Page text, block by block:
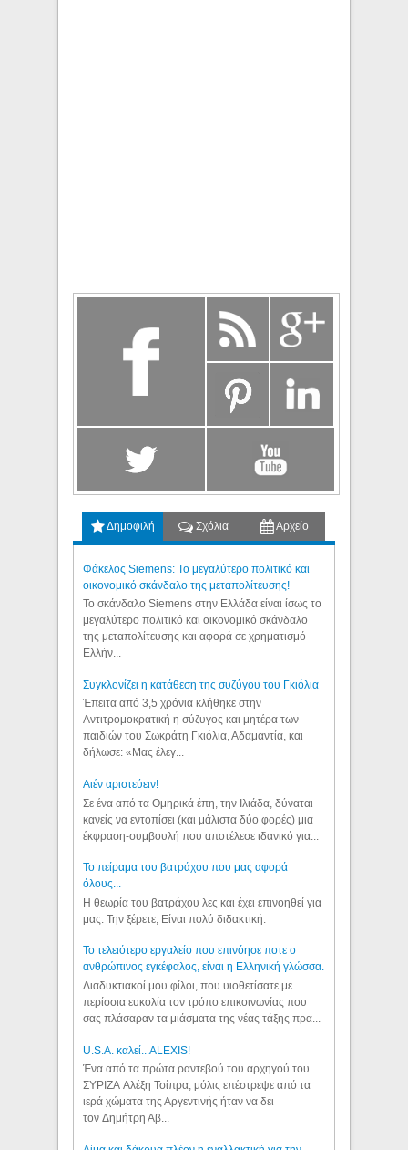
Δημοφιλή Σχόλια Αρχείο
Φάκελος Siemens: Το μεγαλύτερο πολιτικό και
οικονομικό σκάνδαλο της μεταπολίτευσης!
Το σκάνδαλο Siemens στην Ελλάδα είναι ίσως το
μεγαλύτερο πολιτικό και οικονομικό σκάνδαλο
της μεταπολίτευσης και αφορά σε χρηματισμό
Ελλήν...
Συγκλονίζει η κατάθεση της συζύγου του Γκιόλια
Έπειτα από 3,5 χρόνια κλήθηκε στην
Αντιτρομοκρατική η σύζυγος και μητέρα των
παιδιών του Σωκράτη Γκιόλια, Αδαμαντία, και
δήλωσε: «Μας έλεγ...
Aιέν αριστεύειν!
Σε ένα από τα Ομηρικά έπη, την Ιλιάδα, δύναται
κανείς να εντοπίσει (και μάλιστα δύο φορές) μια
έκφραση-συμβουλή που αποτέλεσε ιδανικό για...
Το πείραμα του βατράχου που μας αφορά
όλους...
Η θεωρία του βατράχου λες και έχει επινοηθεί για
μας. Την ξέρετε; Είναι πολύ διδακτική.
Το τελειότερο εργαλείο που επινόησε ποτε ο
ανθρώπινος εγκέφαλος, είναι η Ελληνική γλώσσα.
Διαδυκτιακοί μου φίλοι, που υιοθετίσατε με
περίσσια ευκολία τον τρόπο επικοινωνίας που
σας πλάσαραν τα μιάσματα της νέας τάξης πρα...
U.S.A. καλεί...ALEXIS!
Ένα από τα πρώτα ραντεβού του αρχηγού του
ΣΥΡΙΖΑ Αλέξη Τσίπρα, μόλις επέστρεψε από τα
ιερά χώματα της Αργεντινής ήταν να δει
τον Δημήτρη Αβ...